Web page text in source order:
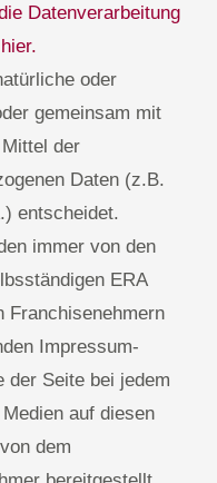
Datenverarbeitung
oder
gemeinsam mit
der
Daten (z.B.
entscheidet.
immer von den
ERA
Franchisenehmern
Impressum-
der Seite bei jedem
auf diesen
dem